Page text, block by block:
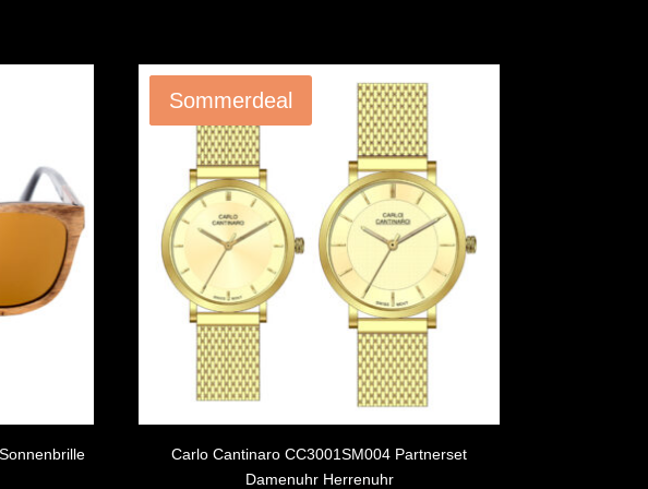
Angebot!
Sommerdeal
Carlo Cantinaro CC3001SM004 Partnerset
Damenuhr Herrenuhr